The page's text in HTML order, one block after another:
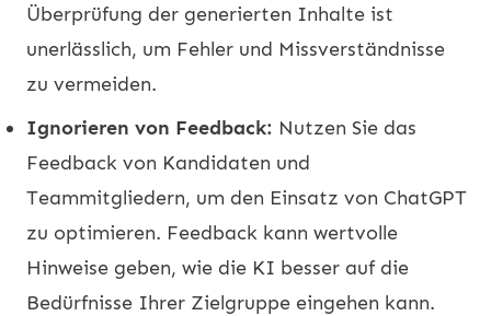
Überprüfung der generierten Inhalte ist
unerlässlich, um Fehler und Missverständnisse
zu vermeiden.
Ignorieren von Feedback: Nutzen Sie das
Feedback von Kandidaten und
Teammitgliedern, um den Einsatz von ChatGPT
zu optimieren. Feedback kann wertvolle
Hinweise geben, wie die KI besser auf die
Bedürfnisse Ihrer Zielgruppe eingehen kann.